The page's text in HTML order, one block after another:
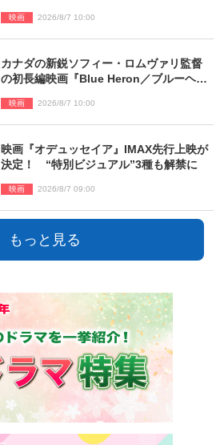
映画 2026/8/7 10:00
カナダの新鋭ソフィー・ロムヴァリ監督
の初長編映画『Blue Heron／ブルーヘロ
映画 2026/8/7 10:00
映画『オデュッセイア』IMAX先行上映が
決定！ “特別ビジュアル”3種も解禁に
映画 2026/8/7 09:00
もっと見る